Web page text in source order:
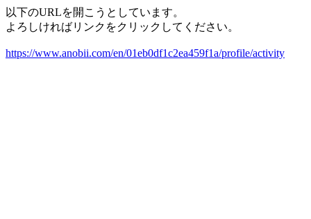
以下のURLを開こうとしています。
よろしければリンクをクリックしてください。
https://www.anobii.com/en/01eb0df1c2ea459f1a/profile/activity